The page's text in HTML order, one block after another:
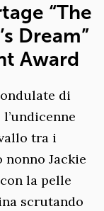
“The
Dream”
Award
di
tra i
nonno Jackie
la pelle
scrutando